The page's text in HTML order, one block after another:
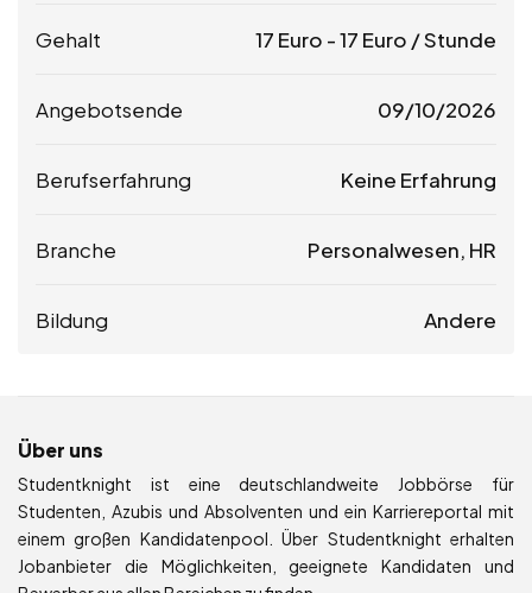
Gehalt 17 Euro -17 Euro / Stunde
Angebotsende 09/10/2026
Berufserfahrung Keine Erfahrung
Branche Personalwesen, HR
Bildung Andere
Über uns
Studentknight ist eine deutschlandweite Jobbörse für
Studenten, Azubis und Absolventen und ein Karriereportal mit
einem großen Kandidatenpool. Über Studentknight erhalten
Jobanbieter die Möglichkeiten, geeignete Kandidaten und